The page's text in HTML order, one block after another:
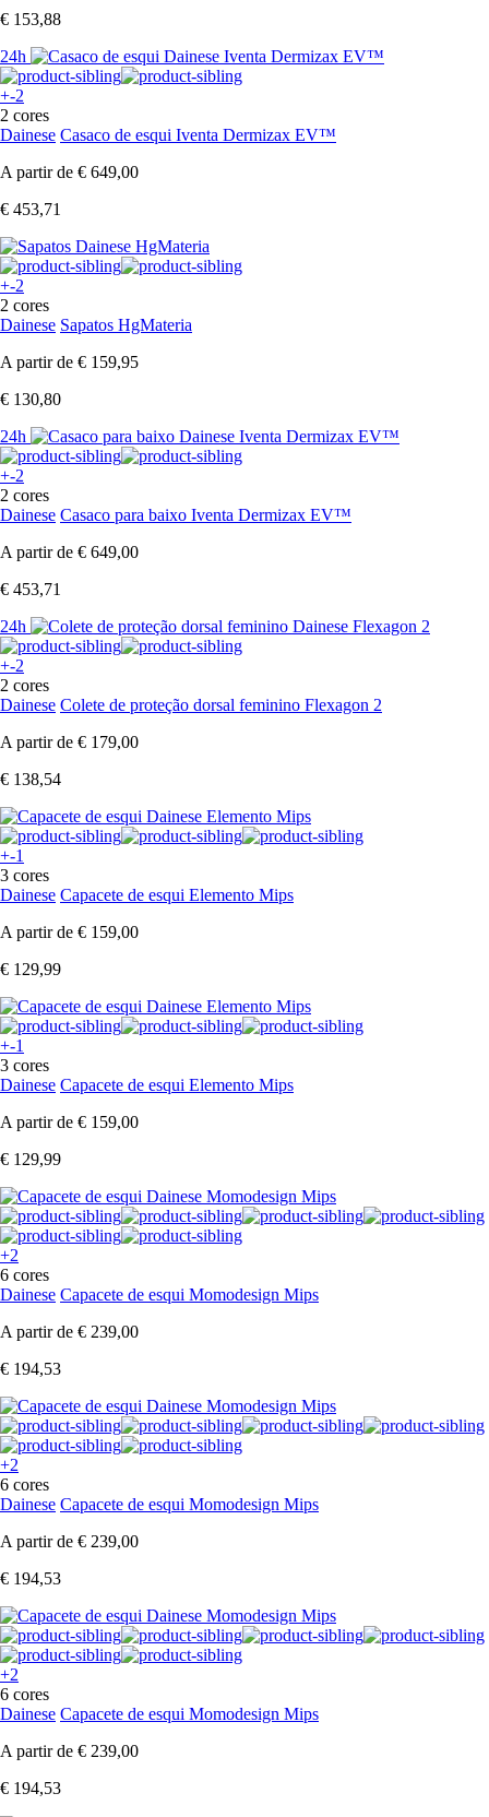
€ 153,88
24h
+-2
2 cores
Dainese Casaco de esqui Iventa Dermizax EV™
A partir de € 649,00
€ 453,71
+-2
2 cores
Dainese Sapatos HgMateria
A partir de € 159,95
€ 130,80
24h
+-2
2 cores
Dainese Casaco para baixo Iventa Dermizax EV™
A partir de € 649,00
€ 453,71
24h
+-2
2 cores
Dainese Colete de proteção dorsal feminino Flexagon 2
A partir de € 179,00
€ 138,54
+-1
3 cores
Dainese Capacete de esqui Elemento Mips
A partir de € 159,00
€ 129,99
+-1
3 cores
Dainese Capacete de esqui Elemento Mips
A partir de € 159,00
€ 129,99
+2
6 cores
Dainese Capacete de esqui Momodesign Mips
A partir de € 239,00
€ 194,53
+2
6 cores
Dainese Capacete de esqui Momodesign Mips
A partir de € 239,00
€ 194,53
+2
6 cores
Dainese Capacete de esqui Momodesign Mips
A partir de € 239,00
€ 194,53